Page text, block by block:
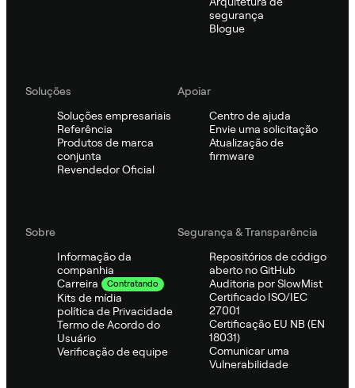
segurança
Blogue
Soluções
Soluções empresariais
Referência
Produtos de marca
conjunta
Revendedor Oficial
Apoiar
Centro de ajuda
Envie uma solicitação
Atualização de
firmware
Sobre
Informação da
companhia
Carreira
Contratando
Kits de mídia
política de Privacidade
Termo de Acordo do
Usuário
Verificação de equipe
Segurança & Transparência
Repositórios de código
aberto no GitHub
Auditoria por SlowMist
Certificado ISO/IEC
27001
Certificação EU NB (EN
18031)
Comunicar uma
Vulnerabilidade